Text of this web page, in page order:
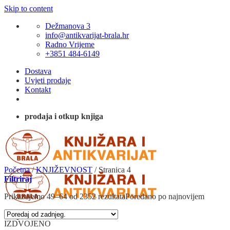
Skip to content
Dežmanova 3
info@antikvarijat-brala.hr
Radno Vrijeme
+3851 484-6149
Dostava
Uvjeti prodaje
Kontakt
prodaja i otkup knjiga
Početna / KNJIŽEVNOST /Stranica 4
Filtriraj
Prikazujemo 49–64 od 2352 rezultataPoredano po najnovijem
IZDVOJENO